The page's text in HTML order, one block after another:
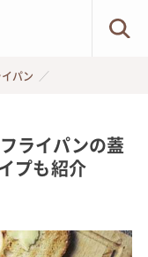
パン
ライパンの蓋
プも紹介